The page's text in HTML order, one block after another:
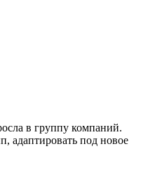
в группу компаний.
адаптировать под новое